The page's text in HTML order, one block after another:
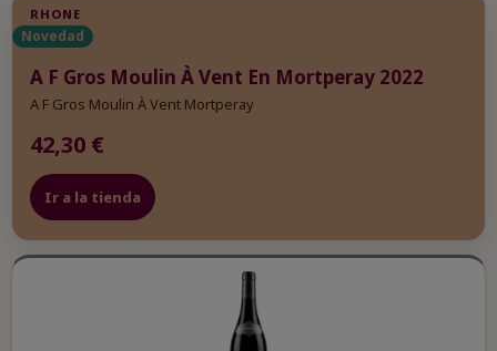
RHONE
Novedad
A F Gros Moulin À Vent En Mortperay 2022
A F Gros Moulin À Vent Mortperay
42,30 €
Ir a la tienda